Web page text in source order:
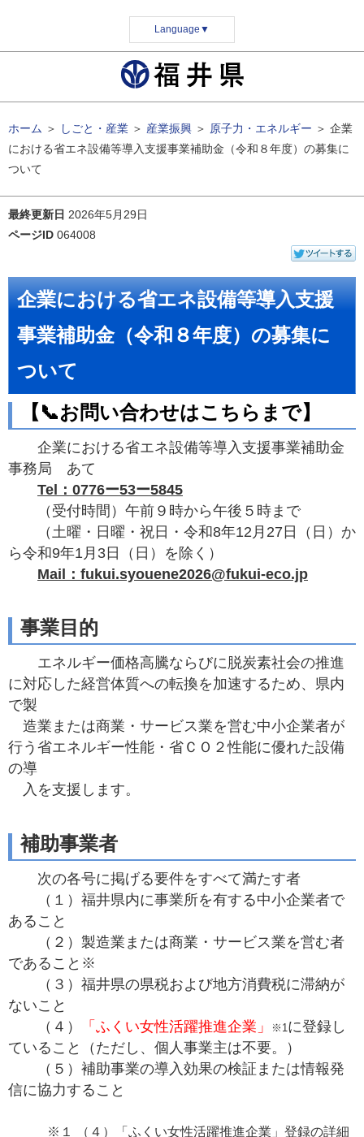
Language ▼
ホーム ＞ しごと・産業 ＞ 産業振興 ＞ 原子力・エネルギー ＞ 企業
における省エネ設備等導入支援事業補助金（令和８年度）の募集に
ついて
最終更新日 2026年5月29日
ページID 064008
企業における省エネ設備等導入支援
事業補助金（令和８年度）の募集に
ついて
【📞お問い合わせはこちらまで】
企業における省エネ設備等導入支援事業補助金
事務局 あて
Tel： 0776ー53ー5845
（受付時間）午前９時から午後５時まで
（土曜・日曜・祝日・令和8年12月27日（日）か
ら令和9年1月3日（日）を除く）
Mail： fukui.syouene2026@fukui-eco.jp
事業目的
エネルギー価格高騰ならびに脱炭素社会の推進
に対応した経営体質への転換を加速するため、県内
で製
造業または商業・サービス業を営む中小企業者が
行う省エネルギー性能・省ＣＯ２性能に優れた設備
の導
入を支援します。
補助事業者
次の各号に掲げる要件をすべて満たす者
（１）福井県内に事業所を有する中小企業者で
あること
（２）製造業または商業・サービス業を営む者
であること※
（３）福井県の県税および地方消費税に滞納が
ないこと
（４）
「ふくい女性活躍推進企業」 ※1 に登録し
ていること（ただし、個人事業主は不要。）
（５）補助事業の導入効果の検証または情報発
信に協力すること
※１ （４）「ふくい女性活躍推進企業」登録の詳細